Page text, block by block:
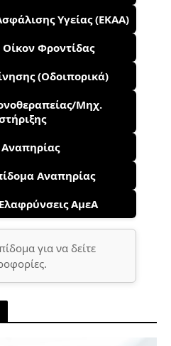
Υγείας (ΕΚΑΑ)
Φροντίδας
(Οδοιπορικά)
Μηχ.
Αναπηρίας
ΑμεΑ
για να δείτε